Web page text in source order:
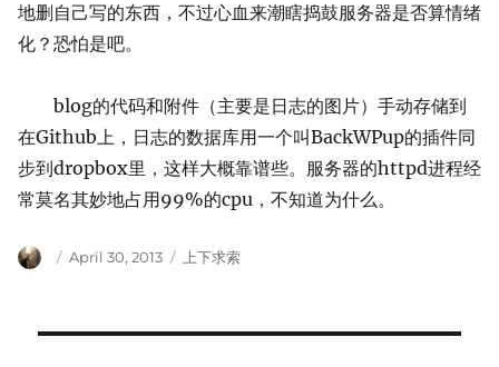
地删自己写的东西，不过心血来潮瞎捣鼓服务器是否算情绪
化？恐怕是吧。
blog的代码和附件（主要是日志的图片）手动存储到
在Github上，日志的数据库用一个叫BackWPup的插件同
步到dropbox里，这样大概靠谱些。服务器的httpd进程经
常莫名其妙地占用99%的cpu，不知道为什么。
Author
Posted
April 30, 2013 Categories
上下求索